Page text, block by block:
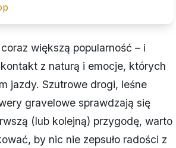
większą popularność – i
z naturą i emocje, których
jazdy. Szutrowe drogi, leśne
gravelowe sprawdzają się
(lub kolejną) przygodę, warto
by nic nie zepsuło radości z